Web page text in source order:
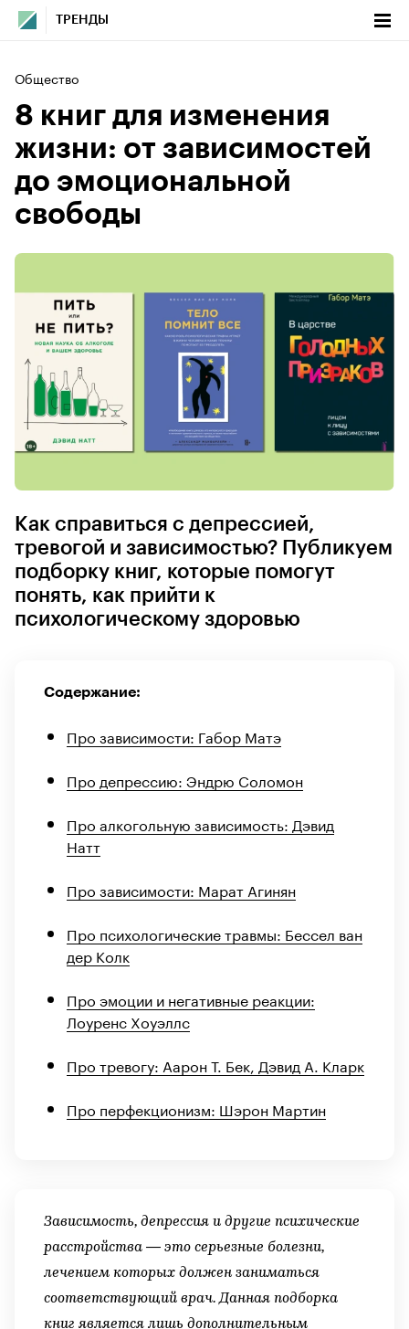
ТРЕНДЫ
Общество
8 книг для изменения
жизни: от зависимостей
до эмоциональной
свободы
Как справиться с депрессией,
тревогой и зависимостью? Публикуем
подборку книг, которые помогут
понять, как прийти к
психологическому здоровью
Содержание:
Про зависимости: Габор Матэ
Про депрессию: Эндрю Соломон
Про алкогольную зависимость: Дэвид
Натт
Про зависимости: Марат Агинян
Про психологические травмы: Бессел ван
дер Колк
Про эмоции и негативные реакции:
Лоуренс Хоуэллс
Про тревогу: Аарон Т. Бек, Дэвид А. Кларк
Про перфекционизм: Шэрон Мартин
Зависимость, депрессия и другие психические
расстройства — это серьезные болезни,
лечением которых должен заниматься
соответствующий врач. Данная подборка
книг является лишь дополнительным